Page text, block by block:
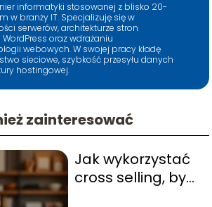
informatyki stosowanej z blisko 20-
w branży IT. Specjalizuję się w
serwerów, architekturze stron
oraz wdrażaniu
webowych. W swojej pracy kładę
sieciowe, szybkość przesyłu danych
hostingowej.
zainteresować
Jak wykorzystać
cross selling, by